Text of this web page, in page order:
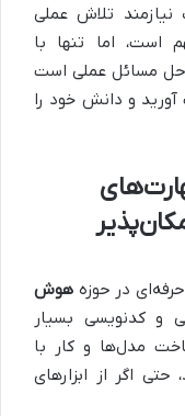
تلاش عملی
است، اما تنها با
مسائل عملی است
و دانش خود را
در حوزه هوش
و کدنویسی بسیار
مدل‌ها و کار با
اگر از ابزارهای